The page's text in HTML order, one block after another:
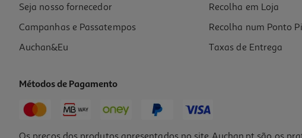
Seja nosso fornecedor
Campanhas e Passatempos
Auchan&Eu
Recolha em Loja
Recolha num Ponto
Taxas de Entrega
Métodos de Pagamento